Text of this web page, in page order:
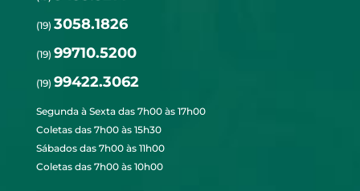
(19) 3058.1826
(19) 99710.5200
(19) 99422.3062
Segunda à Sexta das 7h00 às 17h00
Coletas das 7h00 às 15h30
Sábados das 7h00 às 11h00
Coletas das 7h00 às 10h00